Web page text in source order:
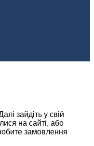
зайдіть у свій
на сайті, або
замовлення